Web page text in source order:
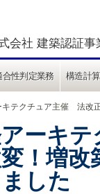
会社 建築認証事
合性判定業務 構造計
キテクチュア主催 法改
アーキ
！増
した